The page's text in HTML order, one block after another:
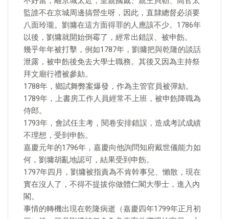
監誰不在京城周邊搞營生呀，因此，直隸總督必須要
八面玲瓏。劉墉在這方面得罪的人應該不少。1786年
以後，劉墉就開始倒霉了，經常出錯誤、被申飭。
幾乎年年被打擊，例如1787年，劉墉把與乾隆的談話
泄露，被申飭後免去大學士職務。其後又因為主持祭
拜文廟行禮被參劾。
1788年，鄉試舞弊案爆發，作為主管官員被彈劾。
1789年，上書房工作人員經常不上班，被申飭降職為
侍郎。
1793年，會試任主考，閱卷安排錯誤，造成考試成績
不理想，受到申飭。
嘉慶元年的1796年，嘉慶向他詢問知府戴世儀能力如
何，劉墉胡亂地認可，結果受到申飭。
1797年四月，劉墉被指責為不肯幹事兒、懶散，現在
實在沒人了，不得不提拔你做體仁閣大學士，進入內
閣。
事情的轉機出現在乾隆病逝（嘉慶四年1799年正月初